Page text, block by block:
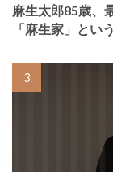
麻生太郎85歳、
「麻生家」とい